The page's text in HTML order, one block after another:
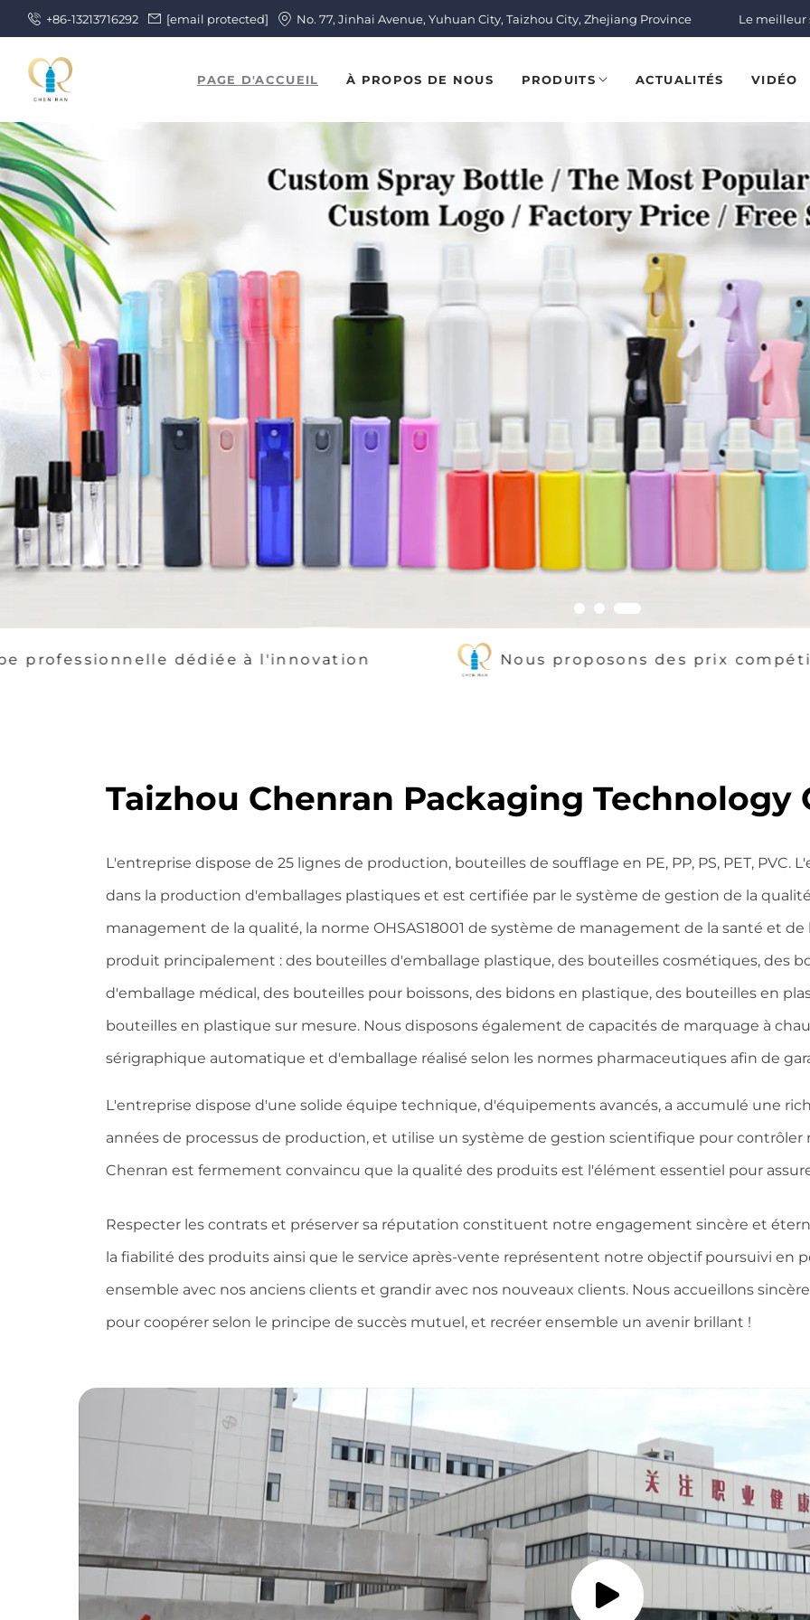
+86-13213716292 [email protected] No. 77, Jinhai Avenue, Yuhuan City, Taizhou City, Zhejiang Province Le meilleur
PAGE D'ACCUEIL À PROPOS DE NOUS PRODUITS ACTUALITÉS VIDÉO
à l'innovation Nous proposons des prix compétitifs sans
Taizhou Chenran Packaging Technology
L'entreprise dispose de 25 lignes de production, bouteilles de soufflage en PE, PP, PS, PET, PVC.
dans la production d'emballages plastiques et est certifiée par le système de gestion de la qualité
management de la qualité, la norme OHSAS18001 de système de management de la santé et
produit principalement : des bouteilles d'emballage plastique, des bouteilles cosmétiques, des
d'emballage médical, des bouteilles pour boissons, des bidons en plastique, des bouteilles en
bouteilles en plastique sur mesure. Nous disposons également de capacités de marquage à
sérigraphique automatique et d'emballage réalisé selon les normes pharmaceutiques afin de
L'entreprise dispose d'une solide équipe technique, d'équipements avancés, a accumulé une
années de processus de production, et utilise un système de gestion scientifique pour
Chenran est fermement convaincu que la qualité des produits est l'élément essentiel pour
Respecter les contrats et préserver sa réputation constituent notre engagement sincère et
la fiabilité des produits ainsi que le service après-vente représentent notre objectif poursuivi en
ensemble avec nos anciens clients et grandir avec nos nouveaux clients. Nous accueillons
pour coopérer selon le principe de succès mutuel, et recréer ensemble un avenir brillant !